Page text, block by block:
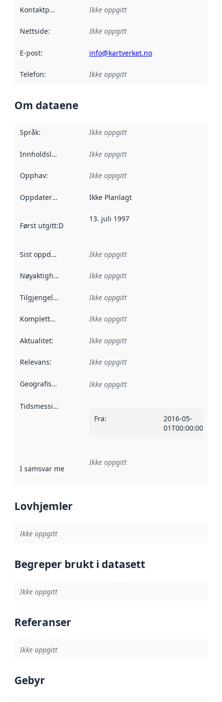
Kontaktpunkt Ikke oppgitt
Nettside: Ikke oppgitt
E-post: info@kartverket.no
Telefon: Ikke oppgitt
Om dataene
Språk: Ikke oppgitt
Innholdsleverandører :
Ikke oppgitt
Opphav: Ikke oppgitt
Oppdateringsfrekvens :
Ikke Planlagt
Først utgitt:Denne datoen sier når dataene i dette
13. juli 1997
Sist oppdatert Ikke oppgitt
Nøyaktighet Ikke oppgitt
Tilgjengelighet Ikke oppgitt
Kompletthet Ikke oppgitt
Aktualitet: Ikke oppgitt
Relevans: Ikke oppgitt
Geografisk avgrensning :
Ikke oppgitt
Tidsmessig avgrensning
Fra:
2016-05-
01T00:00:00Z
I samsvar med Referanse til en implementasjonsregel
Ikke oppgitt
Lovhjemler
Ikke oppgitt
Begreper brukt i datasett
Ikke oppgitt
Referanser
Ikke oppgitt
Gebyr